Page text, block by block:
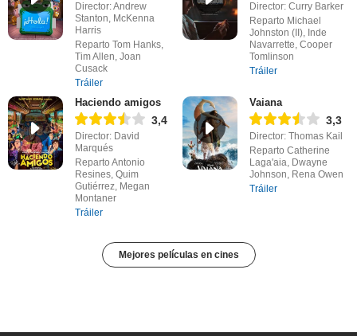
Director: Andrew
Stanton, McKenna
Harris
Reparto Tom Hanks,
Tim Allen, Joan
Cusack
Tráiler
Director: Curry Barker
Reparto Michael
Johnston (II), Inde
Navarrette, Cooper
Tomlinson
Tráiler
Haciendo amigos
3,4
Director: David
Marqués
Reparto Antonio
Resines, Quim
Gutiérrez, Megan
Montaner
Tráiler
Vaiana
3,3
Director: Thomas Kail
Reparto Catherine
Laga'aia, Dwayne
Johnson, Rena Owen
Tráiler
Mejores películas en cines